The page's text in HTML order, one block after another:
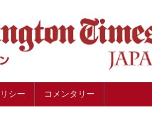
シー コメンタリー